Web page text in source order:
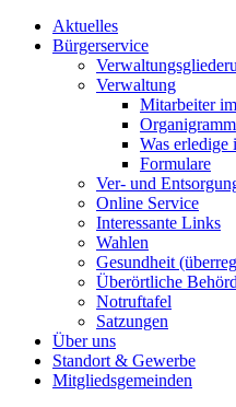
Aktuelles
Bürgerservice
Verwaltung
Mitarbeiter
Organigramm
Was erledige
Formulare
Ver- und
Online Service
Interessante Links
Wahlen
Gesundheit
Überörtliche
Notruftafel
Satzungen
Über uns
Standort & Gewerbe
Mitgliedsgemeinden